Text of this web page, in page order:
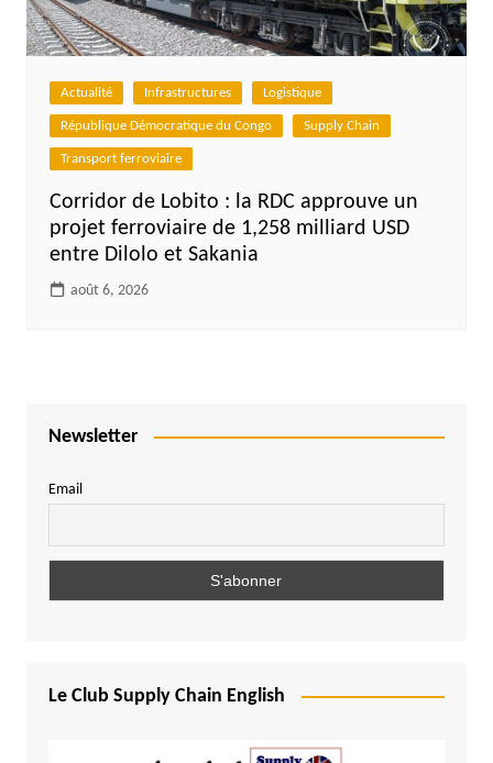
Actualité Infrastructures Logistique
République Démocratique du Congo Supply Chain
Transport ferroviaire
Corridor de Lobito : la RDC approuve un
projet ferroviaire de 1,258 milliard USD
entre Dilolo et Sakania
août 6, 2026
Newsletter
Email
Le Club Supply Chain English